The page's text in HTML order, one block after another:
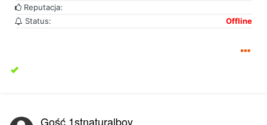
Reputacja:
Status:
Offline
Gość 1stnaturalboy